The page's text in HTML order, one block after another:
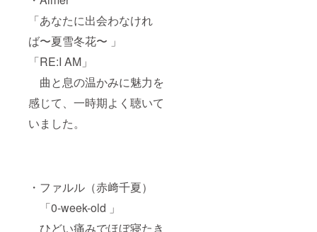
「あなたに出会わなけれ
ば〜夏雪冬花〜 」
「RE:I AM」
曲と息の温かみに魅力を
感じて、一時期よく聴いて
いました。
・ファルル（赤﨑千夏）
「0-week-old 」
ひどい痛みでほぼ寝たき